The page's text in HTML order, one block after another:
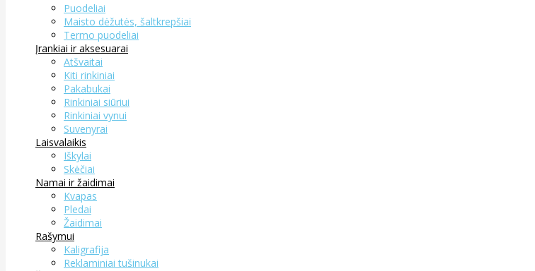
Puodeliai
Maisto dėžutės, šaltkrepšiai
Termo puodeliai
Įrankiai ir aksesuarai
Atšvaitai
Kiti rinkiniai
Pakabukai
Rinkiniai siūriui
Rinkiniai vynui
Suvenyrai
Laisvalaikis
Iškylai
Skėčiai
Namai ir žaidimai
Kvapas
Pledai
Žaidimai
Rašymui
Kaligrafija
Reklaminiai tušinukai